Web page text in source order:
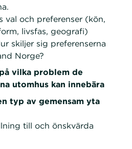
val och preferenser (kön,
livsfas, geografi)
skiljer sig preferenserna
Norge?
vilka problem de
utomhus kan innebära
typ av gemensam yta
till och önskvärda